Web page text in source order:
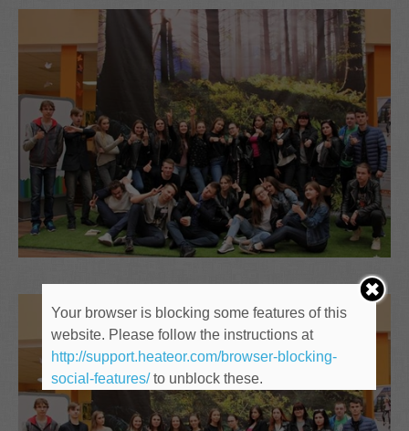
Your browser is blocking some features of this
website. Please follow the instructions at
http://support.heateor.com/browser-blocking-
social-features/to unblock these.